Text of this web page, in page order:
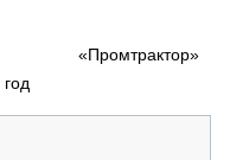
«Промтрактор»